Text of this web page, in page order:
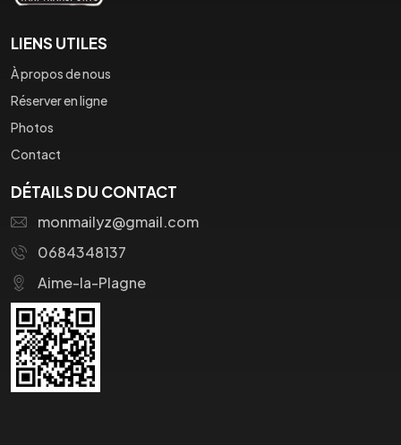
LIENS UTILES
À propos de nous
Réserver en ligne
Photos
Contact
DÉTAILS DU CONTACT
monmailyz@gmail.com
0684348137
Aime-la-Plagne